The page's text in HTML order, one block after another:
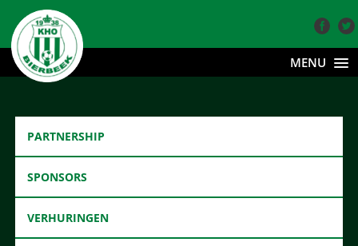
MENU
PARTNERSHIP
SPONSORS
VERHURINGEN